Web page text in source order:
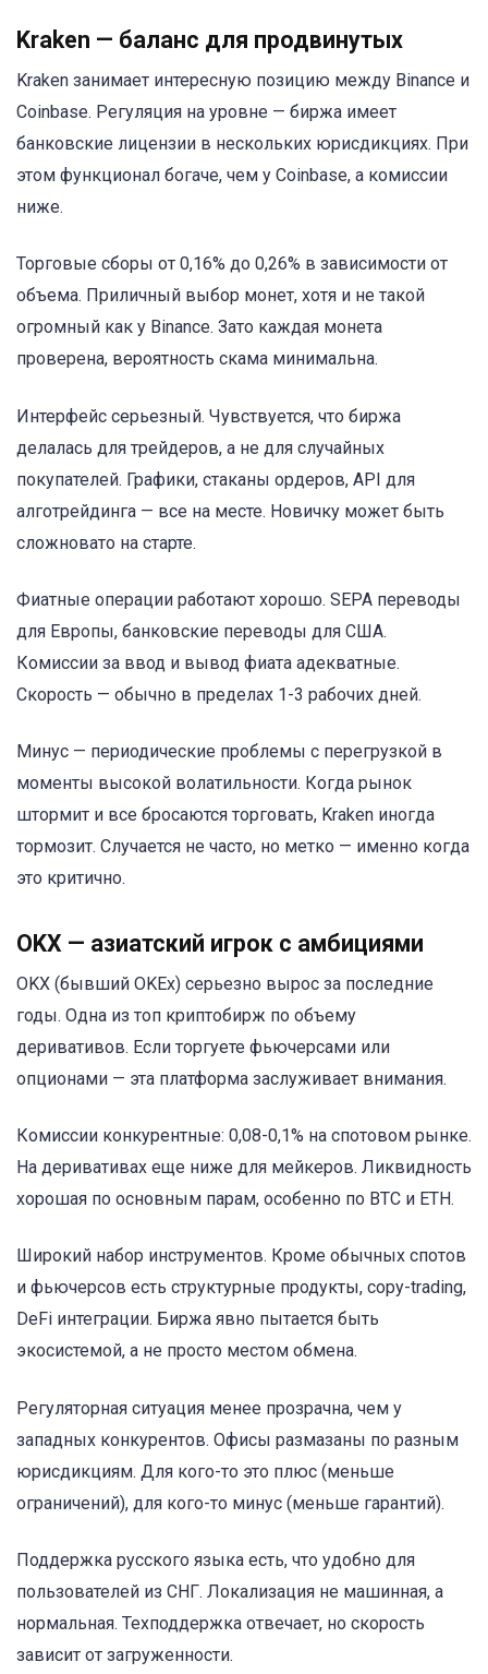
Kraken — баланс для продвинутых
Kraken занимает интересную позицию между Binance и
Coinbase. Регуляция на уровне — биржа имеет
банковские лицензии в нескольких юрисдикциях. При
этом функционал богаче, чем у Coinbase, а комиссии
ниже.
Торговые сборы от 0,16% до 0,26% в зависимости от
объема. Приличный выбор монет, хотя и не такой
огромный как у Binance. Зато каждая монета
проверена, вероятность скама минимальна.
Интерфейс серьезный. Чувствуется, что биржа
делалась для трейдеров, а не для случайных
покупателей. Графики, стаканы ордеров, API для
алготрейдинга — все на месте. Новичку может быть
сложновато на старте.
Фиатные операции работают хорошо. SEPA переводы
для Европы, банковские переводы для США.
Комиссии за ввод и вывод фиата адекватные.
Скорость — обычно в пределах 1-3 рабочих дней.
Минус — периодические проблемы с перегрузкой в
моменты высокой волатильности. Когда рынок
штормит и все бросаются торговать, Kraken иногда
тормозит. Случается не часто, но метко — именно когда
это критично.
OKX — азиатский игрок с амбициями
OKX (бывший OKEx) серьезно вырос за последние
годы. Одна из топ криптобирж по объему
деривативов. Если торгуете фьючерсами или
опционами — эта платформа заслуживает внимания.
Комиссии конкурентные: 0,08-0,1% на спотовом рынке.
На деривативах еще ниже для мейкеров. Ликвидность
хорошая по основным парам, особенно по BTC и ETH.
Широкий набор инструментов. Кроме обычных спотов
и фьючерсов есть структурные продукты, copy-trading,
DeFi интеграции. Биржа явно пытается быть
экосистемой, а не просто местом обмена.
Регуляторная ситуация менее прозрачна, чем у
западных конкурентов. Офисы размазаны по разным
юрисдикциям. Для кого-то это плюс (меньше
ограничений), для кого-то минус (меньше гарантий).
Поддержка русского языка есть, что удобно для
пользователей из СНГ. Локализация не машинная, а
нормальная. Техподдержка отвечает, но скорость
зависит от загруженности.